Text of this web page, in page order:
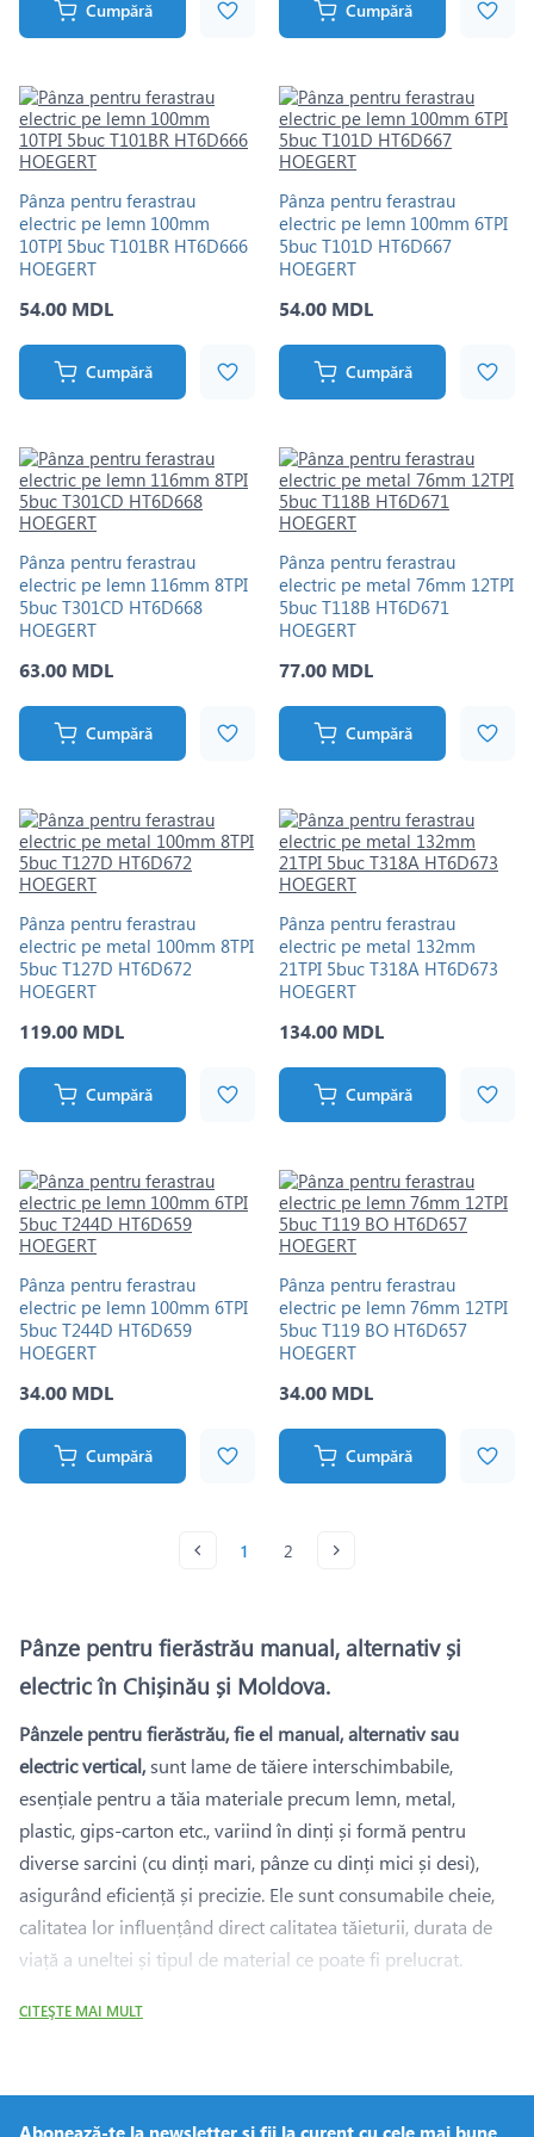
Cumpără Cumpără
Pânza pentru ferastrau
electric pe lemn 100mm
10TPI 5buc T101BR HT6D666
HOEGERT
54.00 MDL
Cumpără
Pânza pentru ferastrau
electric pe lemn 100mm 6TPI
5buc T101D HT6D667
HOEGERT
54.00 MDL
Cumpără
Pânza pentru ferastrau
electric pe lemn 116mm 8TPI
5buc T301CD HT6D668
HOEGERT
63.00 MDL
Cumpără
Pânza pentru ferastrau
electric pe metal 76mm 12TPI
5buc T118B HT6D671
HOEGERT
77.00 MDL
Cumpără
Pânza pentru ferastrau
electric pe metal 100mm 8TPI
5buc T127D HT6D672
HOEGERT
119.00 MDL
Cumpără
Pânza pentru ferastrau
electric pe metal 132mm
21TPI 5buc T318A HT6D673
HOEGERT
134.00 MDL
Cumpără
Pânza pentru ferastrau
electric pe lemn 100mm 6TPI
5buc T244D HT6D659
HOEGERT
34.00 MDL
Cumpără
Pânza pentru ferastrau
electric pe lemn 76mm 12TPI
5buc T119 BO HT6D657
HOEGERT
34.00 MDL
Cumpără
1 2
Pânze pentru fierăstrău manual, alternativ și
electric în Chișinău și Moldova.
Pânzele pentru fierăstrău, fie el manual, alternativ sau
electric vertical,sunt lame de tăiere interschimbabile,
esențiale pentru a tăia materiale precum lemn, metal,
plastic, gips-carton etc., variind în dinți și formă pentru
diverse sarcini (cu dinți mari, pânze cu dinți mici și desi),
asigurând eficiență și precizie. Ele sunt consumabile cheie,
calitatea lor influențând direct calitatea tăieturii, durata de
viață a uneltei și tipul de material ce poate fi prelucrat.
• Fierăstrău manual:
• Fierăstrău alternativ sau fierăstrău sabie electrică: Pânze
scurte pentru fierăstrău alternativ, rezistente, pentru tăierea
CITEŞTE MAI MULT
Abonează-te la newsletter și fii la curent cu cele mai bune